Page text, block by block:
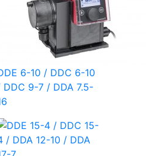
6-10 / DDC 6-10
DDC 9-7 / DDA 7.5-